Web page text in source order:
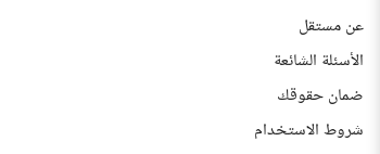
عن مستقل
الأسئلة الشائعة
ضمان حقوقك
شروط الاستخدام